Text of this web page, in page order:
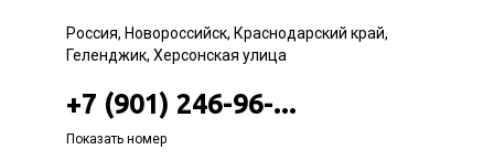
Россия, Новороссийск, Краснодарский край,
Геленджик, Херсонская улица
+7 (901) 246-96-...
Показать номер